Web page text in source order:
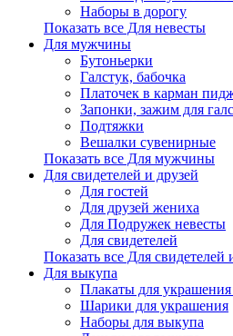
Наборы в дорогу
Показать все Для невесты
Для мужчины
Бутоньерки
Галстук, бабочка
Платочек в карман
Запонки, зажим для
Подтяжки
Вешалки сувенирные
Показать все Для мужчины
Для свидетелей и друзей
Для гостей
Для друзей жениха
Для Подружек невесты
Для свидетелей
Показать все Для свидетелей
Для выкупа
Плакаты для украшения
Шарики для украшения
Наборы для выкупа